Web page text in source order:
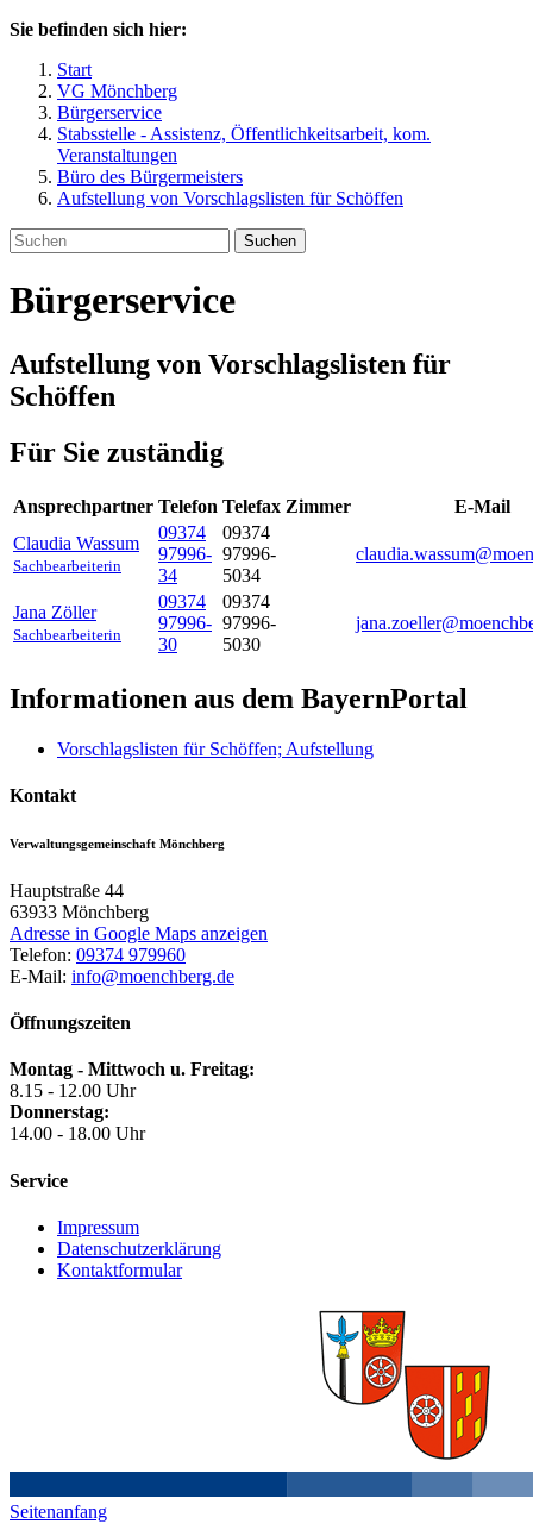
Sie befinden sich hier:
Start
VG Mönchberg
Bürgerservice
Stabsstelle - Assistenz, Öffentlichkeitsarbeit, kom.
Veranstaltungen
Büro des Bürgermeisters
Aufstellung von Vorschlagslisten für Schöffen
Suchen
Bürgerservice
Aufstellung von Vorschlagslisten für
Schöffen
Für Sie zuständig
Ansprechpartner Telefon Telefax Zimmer
E-Mail
Claudia Wassum
Sachbearbeiterin
09374
97996-
34
09374
97996-
5034
Jana Zöller
Sachbearbeiterin
09374
97996-
30
09374
97996-
5030
Informationen aus dem BayernPortal
Vorschlagslisten für Schöffen; Aufstellung
Kontakt
Verwaltungsgemeinschaft Mönchberg
Hauptstraße 44
63933 Mönchberg
Adresse in Google Maps anzeigen
Telefon: 09374 979960
E-Mail: info@moenchberg.de
Öffnungszeiten
Montag - Mittwoch u. Freitag:
8.15 - 12.00 Uhr
Donnerstag:
14.00 - 18.00 Uhr
Service
Impressum
Datenschutzerklärung
Kontaktformular
Seitenanfang